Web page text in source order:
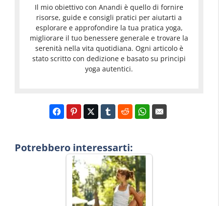
Il mio obiettivo con Anandi è quello di fornire
risorse, guide e consigli pratici per aiutarti a
esplorare e approfondire la tua pratica yoga,
migliorare il tuo benessere generale e trovare la
serenità nella vita quotidiana. Ogni articolo è
stato scritto con dedizione e basato su principi
yoga autentici.
Potrebbero interessarti: